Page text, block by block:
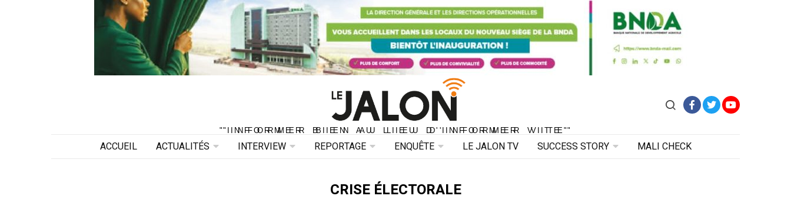
"INFORMER BIEN AU LIEU D'INFORMER VITE"
"INFORMER BIEN AU LIEU D'INFORMER VITE"
ACCUEIL ACTUALITÉS INTERVIEW REPORTAGE ENQUÊTE LE JALON TV SUCCESS STORY MALI CHECK
CRISE ÉLECTORALE